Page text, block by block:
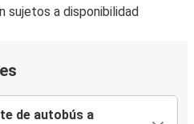
sujetos a disponibilidad
de autobús a